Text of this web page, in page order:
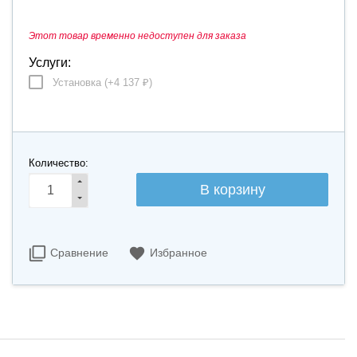
Этот товар временно недоступен для заказа
Услуги:
Установка (+4 137 ₽)
Количество:
Сравнение Избранное